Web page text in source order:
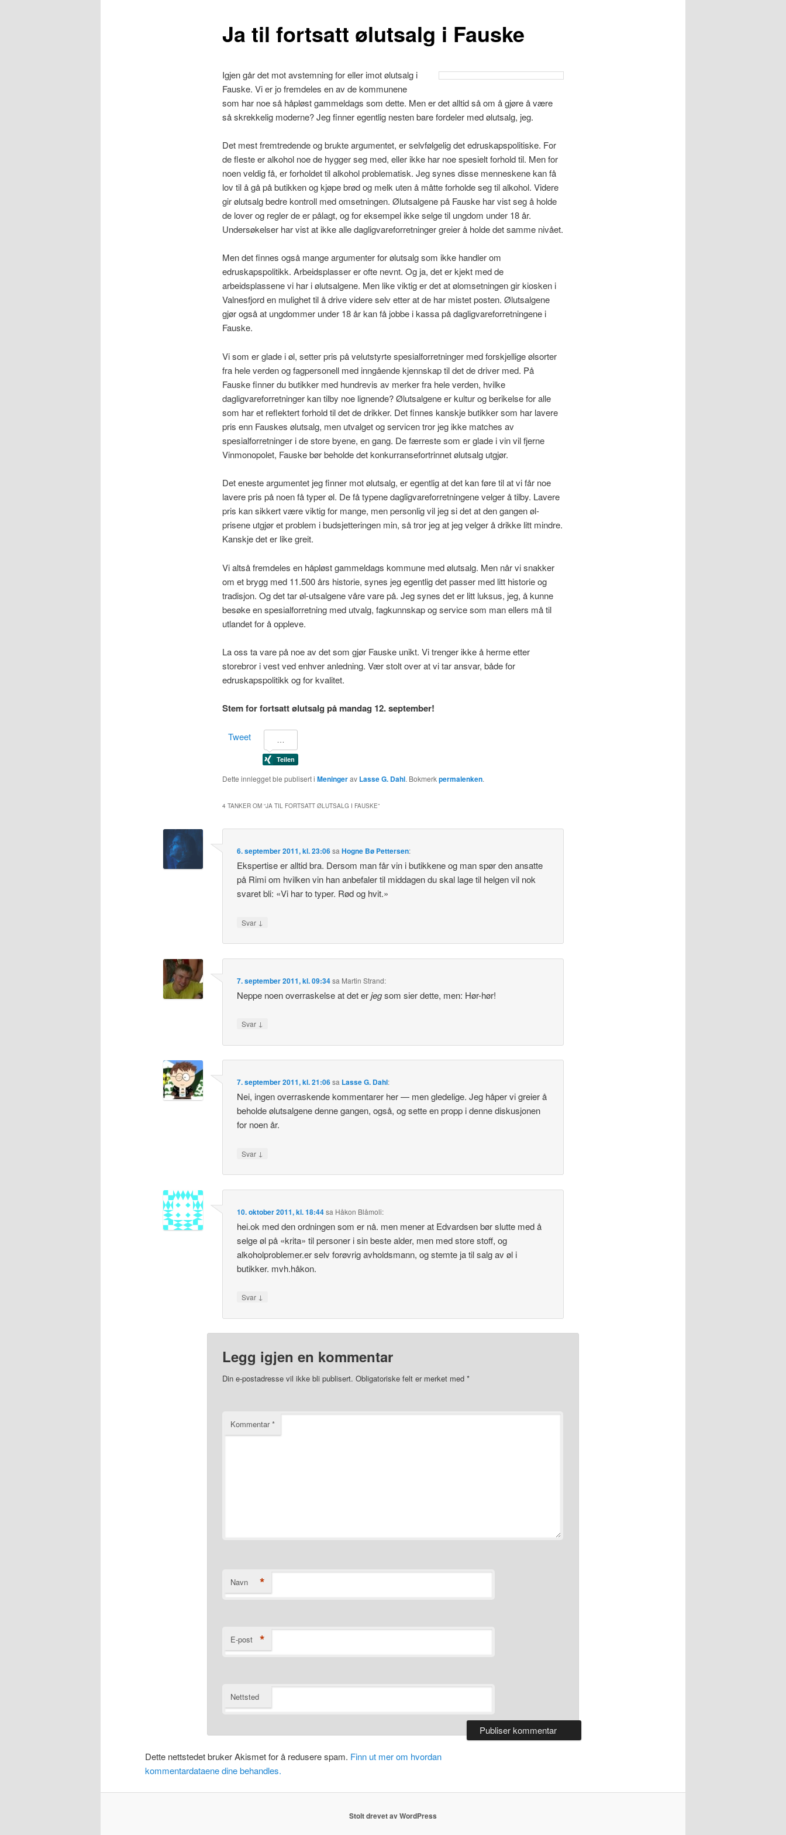
Ja til fortsatt ølutsalg i Fauske
Igjen går det mot avstemning for eller imot ølutsalg i
Fauske. Vi er jo fremdeles en av de kommunene
som har noe så håpløst gammeldags som dette. Men er det alltid så om å gjøre å være
så skrekkelig moderne? Jeg finner egentlig nesten bare fordeler med ølutsalg, jeg.
Det mest fremtredende og brukte argumentet, er selvfølgelig det edruskapspolitiske. For
de fleste er alkohol noe de hygger seg med, eller ikke har noe spesielt forhold til. Men for
noen veldig få, er forholdet til alkohol problematisk. Jeg synes disse menneskene kan få
lov til å gå på butikken og kjøpe brød og melk uten å måtte forholde seg til alkohol. Videre
gir ølutsalg bedre kontroll med omsetningen. Ølutsalgene på Fauske har vist seg å holde
de lover og regler de er pålagt, og for eksempel ikke selge til ungdom under 18 år.
Undersøkelser har vist at ikke alle dagligvare­forretninger greier å holde det samme nivået.
Men det finnes også mange argumenter for ølutsalg som ikke handler om
edruskapspolitikk. Arbeidsplasser er ofte nevnt. Og ja, det er kjekt med de
arbeidsplassene vi har i ølutsalgene. Men like viktig er det at ølomsetningen gir kiosken i
Valnesfjord en mulighet til å drive videre selv etter at de har mistet posten. Ølutsalgene
gjør også at ungdommer under 18 år kan få jobbe i kassa på dagligvareforretningene i
Fauske.
Vi som er glade i øl, setter pris på velutstyrte spesialforretninger med forskjellige ølsorter
fra hele verden og fagpersonell med inngående kjennskap til det de driver med. På
Fauske finner du butikker med hundrevis av merker fra hele verden, hvilke
dagligvareforretninger kan tilby noe lignende? Ølutsalgene er kultur og berikelse for alle
som har et reflektert forhold til det de drikker. Det finnes kanskje butikker som har lavere
pris enn Fauskes ølutsalg, men utvalget og servicen tror jeg ikke matches av
spesialforretninger i de store byene, en gang. De færreste som er glade i vin vil fjerne
Vinmonopolet, Fauske bør beholde det konkurransefortrinnet ølutsalg utgjør.
Det eneste argumentet jeg finner mot ølutsalg, er egentlig at det kan føre til at vi får noe
lavere pris på noen få typer øl. De få typene dagligvareforretningene velger å tilby. Lavere
pris kan sikkert være viktig for mange, men personlig vil jeg si det at den gangen øl-
prisene utgjør et problem i budsjetteringen min, så tror jeg at jeg velger å drikke litt mindre.
Kanskje det er like greit.
Vi altså fremdeles en håpløst gammeldags kommune med ølutsalg. Men når vi snakker
om et brygg med 11.500 års historie, synes jeg egentlig det passer med litt historie og
tradisjon. Og det tar øl-utsalgene våre vare på. Jeg synes det er litt luksus, jeg, å kunne
besøke en spesialforretning med utvalg, fagkunnskap og service som man ellers må til
utlandet for å oppleve.
La oss ta vare på noe av det som gjør Fauske unikt. Vi trenger ikke å herme etter
storebror i vest ved enhver anledning. Vær stolt over at vi tar ansvar, både for
edruskapspolitikk og for kvalitet.
Stem for fortsatt ølutsalg på mandag 12. september!
Tweet
Dette innlegget ble publisert i Meningerav Lasse G. Dahl. Bokmerkpermalenken.
4 TANKER OM “JA TIL FORTSATT ØLUTSALG I FAUSKE”
6. september 2011, kl. 23:06saHogne Bø Pettersen:
Ekspertise er alltid bra. Dersom man får vin i butikkene og man spør den ansatte
på Rimi om hvilken vin han anbefaler til middagen du skal lage til helgen vil nok
svaret bli: «Vi har to typer. Rød og hvit.»
Svar ↓
7. september 2011, kl. 09:34sa Martin Strand:
Neppe noen overraskelse at det erjegsom sier dette, men: Hør-hør!
Svar ↓
7. september 2011, kl. 21:06sa Lasse G. Dahl:
Nei, ingen overraskende kommentarer her — men gledelige. Jeg håper vi greier å
beholde ølutsalgene denne gangen, også, og sette en propp i denne diskusjonen
for noen år.
Svar ↓
10. oktober 2011, kl. 18:44sa Håkon Blåmoli:
hei.ok med den ordningen som er nå. men mener at Edvardsen bør slutte med å
selge øl på «krita» til personer i sin beste alder, men med store stoff, og
alkoholproblemer.er selv forøvrig avholdsmann, og stemte ja til salg av øl i
butikker. mvh.håkon.
Svar ↓
Legg igjen en kommentar
Din e-postadresse vil ikke bli publisert. Obligatoriske felt er merket med *
Kommentar*
Navn *
E-post *
Nettsted
Dette nettstedet bruker Akismet for å redusere spam. Finn ut mer om hvordan
kommentardataene dine behandles.
Stolt drevet av WordPress